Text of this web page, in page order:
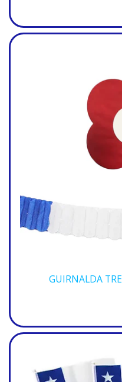
GUIRNALDA